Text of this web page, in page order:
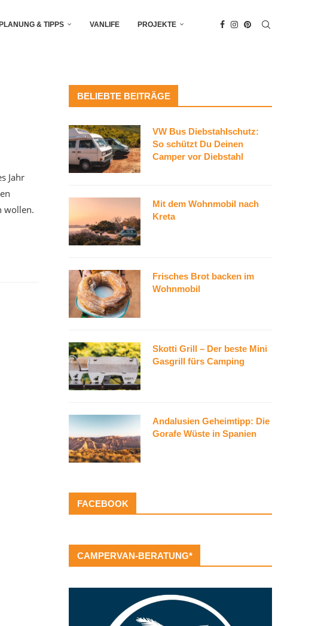
PLANUNG & TIPPS VANLIFE PROJEKTE
Jahr
wollen.
BELIEBTE BEITRÄGE
VW Bus Diebstahlschutz:
So schützt Du Deinen
Camper vor Diebstahl
Mit dem Wohnmobil nach
Kreta
Frisches Brot backen im
Wohnmobil
Skotti Grill – Der beste Mini
Gasgrill fürs Camping
Andalusien Geheimtipp: Die
Gorafe Wüste in Spanien
FACEBOOK
CAMPERVAN-BERATUNG*